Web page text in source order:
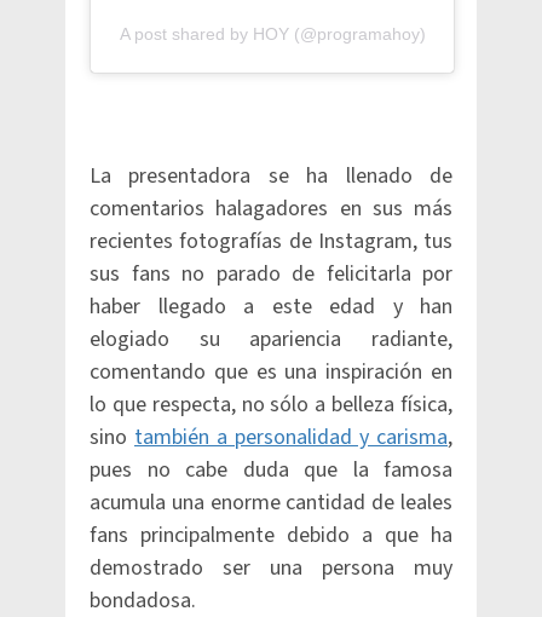
A post shared by HOY (@programahoy)
La presentadora se ha llenado de
comentarios halagadores en sus más
recientes fotografías de Instagram, tus
sus fans no parado de felicitarla por
haber llegado a este edad y han
elogiado su apariencia radiante,
comentando que es una inspiración en
lo que respecta, no sólo a belleza física,
sino también a personalidad y carisma,
pues no cabe duda que la famosa
acumula una enorme cantidad de leales
fans principalmente debido a que ha
demostrado ser una persona muy
bondadosa.